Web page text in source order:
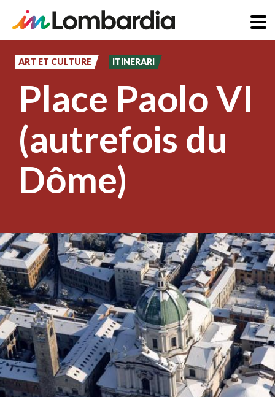
principal
ART ET CULTURE ITINERARI
Place Paolo VI
(autrefois du
Dôme)